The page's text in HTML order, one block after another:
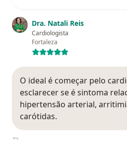
Dra. Natali Reis
Cardiologista
Fortaleza
O ideal é começar pelo
esclarecer se é sintoma
hipertensão arterial,
carótidas.